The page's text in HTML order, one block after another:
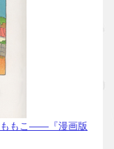
ももこ――『漫画版